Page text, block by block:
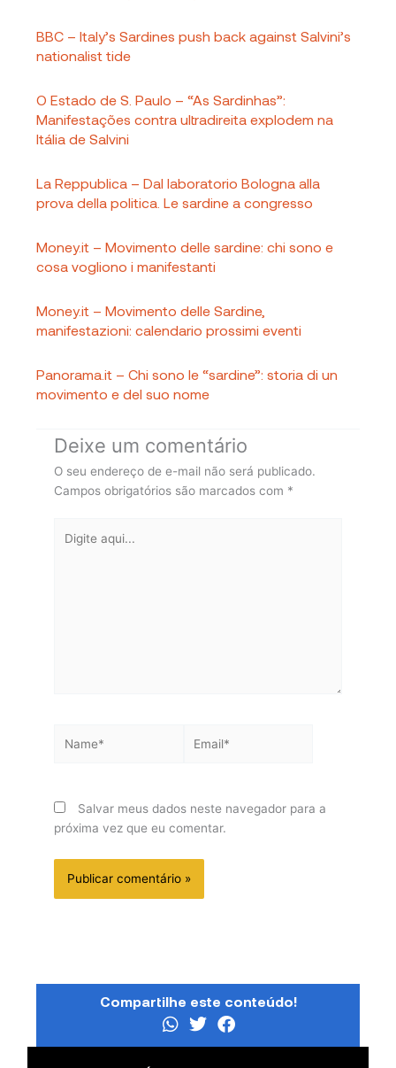
BBC – Italy’s Sardines push back against Salvini’s
nationalist tide
O Estado de S. Paulo – “As Sardinhas”:
Manifestações contra ultradireita explodem na
Itália de Salvini
La Reppublica – Dal laboratorio Bologna alla
prova della politica. Le sardine a congresso
Money.it – Movimento delle sardine: chi sono e
cosa vogliono i manifestanti
Money.it – Movimento delle Sardine,
manifestazioni: calendario prossimi eventi
Panorama.it – Chi sono le “sardine”: storia di un
movimento e del suo nome
Deixe um comentário
O seu endereço de e-mail não será publicado.
Campos obrigatórios são marcados com *
aqui...
Salvar meus dados neste navegador para a
próxima vez que eu comentar.
Compartilhe este conteúdo!